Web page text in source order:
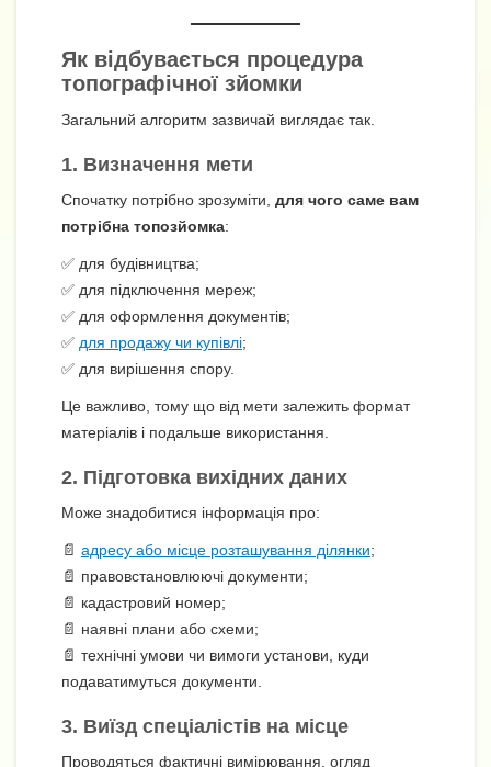
Як відбувається процедура
топографічної зйомки
Загальний алгоритм зазвичай виглядає так.
1. Визначення мети
Спочатку потрібно зрозуміти, для чого саме вам
потрібна топозйомка:
✅ для будівництва;
✅ для підключення мереж;
✅ для оформлення документів;
✅ для продажу чи купівлі;
✅ для вирішення спору.
Це важливо, тому що від мети залежить формат
матеріалів і подальше використання.
2. Підготовка вихідних даних
Може знадобитися інформація про:
📄 адресу або місце розташування ділянки;
📄 правовстановлюючі документи;
📄 кадастровий номер;
📄 наявні плани або схеми;
📄 технічні умови чи вимоги установи, куди
подаватимуться документи.
3. Виїзд спеціалістів на місце
Проводяться фактичні вимірювання, огляд